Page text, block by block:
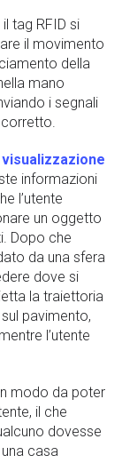
tag RFID si
il movimento
della
mano
i segnali
visualizzazione
informazioni
l’utente
un oggetto
Dopo che
da una sfera
dove si
la traiettoria
pavimento,
l’utente
modo da poter
il che
dovesse
casa